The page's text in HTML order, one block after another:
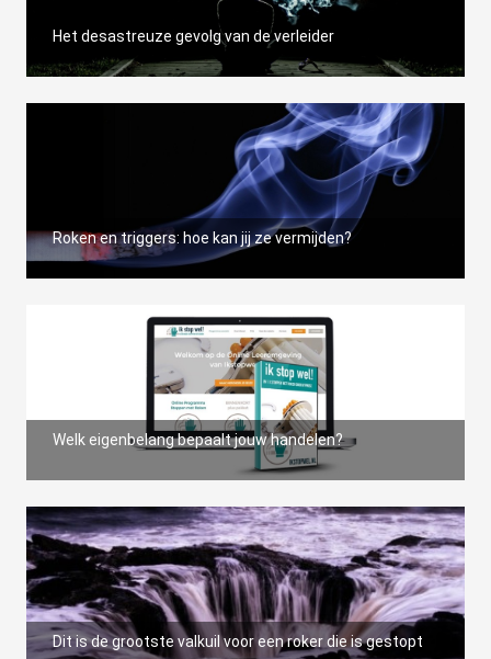
Het desastreuze gevolg van de verleider
Roken en triggers: hoe kan jij ze vermijden?
Welk eigenbelang bepaalt jouw handelen?
Dit is de grootste valkuil voor een roker die is gestopt